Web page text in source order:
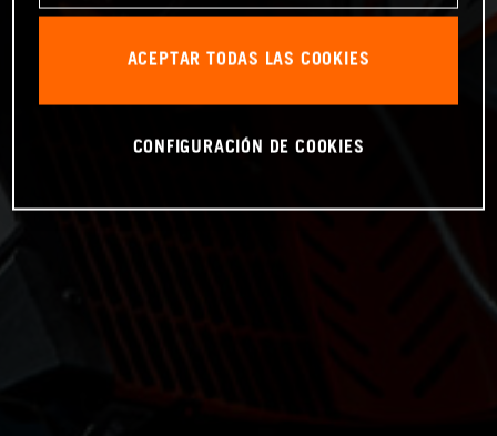
ACEPTAR TODAS LAS COOKIES
CONFIGURACIÓN DE COOKIES